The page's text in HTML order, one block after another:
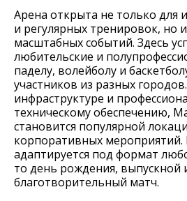
Арена открыта не только для
и регулярных тренировок, но
масштабных событий. Здесь
любительские и
паделу, волейболу и
участников из разных
инфраструктуре и
техническому обеспечению,
становится популярной
корпоративных мероприятий.
адаптируется под формат
то день рождения, выпускной
благотворительный матч.